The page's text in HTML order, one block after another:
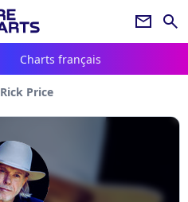
newsletter search
Charts français
Rick Price